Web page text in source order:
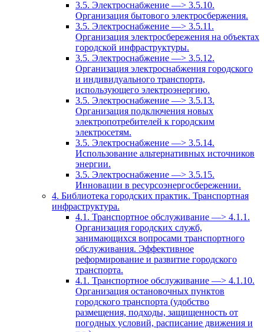
3.5. Электроснабжение —> 3.5.10.
Организация бытового электросбержения.
3.5. Электроснабжение —> 3.5.11.
Организация электросбережения на объектах
городской инфраструктуры.
3.5. Электроснабжение —> 3.5.12.
Организация электроснабжения городского
и индивидуального транспорта,
использующего электроэнергию.
3.5. Электроснабжение —> 3.5.13.
Организация подключения новых
электропотребителей к городским
электросетям.
3.5. Электроснабжение —> 3.5.14.
Использование альтернативных источников
энергии.
3.5. Электроснабжение —> 3.5.15.
Инновации в ресурсоэнергосбережении.
4. Библиотека городских практик. Транспортная
инфраструктура.
4.1. Транспортное обслуживание —> 4.1.1.
Организация городских служб,
занимающихся вопросами транспортного
обслуживания. Эффективное
реформирование и развитие городского
транспорта.
4.1. Транспортное обслуживание —> 4.1.10.
Организация остановочных пунктов
городского транспорта (удобство
размещения, подходы, защищенность от
погодных условий, расписание движения и